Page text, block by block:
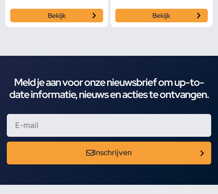
Bekijk Bekijk
Meld je aan voor onze nieuwsbrief om up-to-
date informatie, nieuws en acties te ontvangen.
Inschrijven